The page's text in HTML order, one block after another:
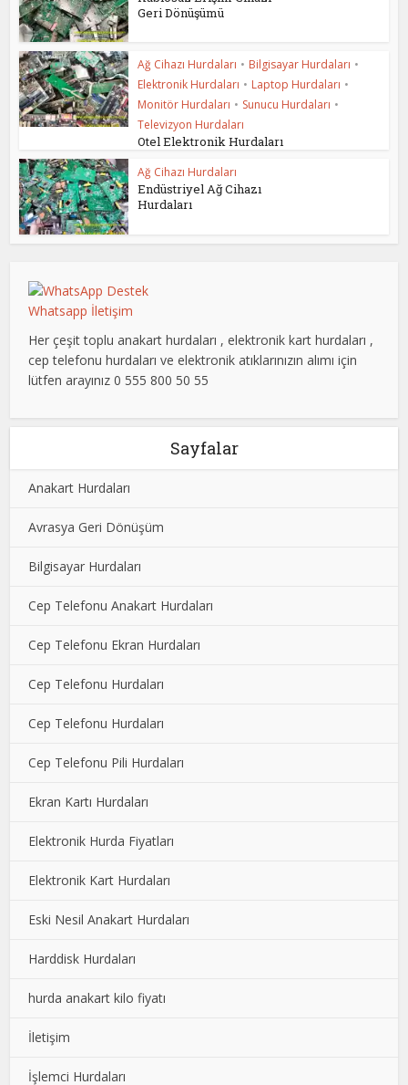
Geri Dönüşümü
Ağ Cihazı Hurdaları • Bilgisayar Hurdaları •
Elektronik Hurdaları • Laptop Hurdaları •
Monitör Hurdaları • Sunucu Hurdaları •
Televizyon Hurdaları
Otel Elektronik Hurdaları
Ağ Cihazı Hurdaları
Endüstriyel Ağ Cihazı
Hurdaları
Whatsapp İletişim
Her çeşit toplu anakart hurdaları , elektronik kart hurdaları ,
cep telefonu hurdaları ve elektronik atıklarınızın alımı için
lütfen arayınız 0 555 800 50 55
Sayfalar
Anakart Hurdaları
Avrasya Geri Dönüşüm
Bilgisayar Hurdaları
Cep Telefonu Anakart Hurdaları
Cep Telefonu Ekran Hurdaları
Cep Telefonu Hurdaları
Cep Telefonu Hurdaları
Cep Telefonu Pili Hurdaları
Ekran Kartı Hurdaları
Elektronik Hurda Fiyatları
Elektronik Kart Hurdaları
Eski Nesil Anakart Hurdaları
Harddisk Hurdaları
hurda anakart kilo fiyatı
İletişim
İşlemci Hurdaları